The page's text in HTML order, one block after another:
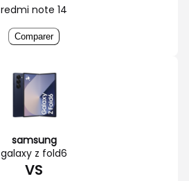
redmi note 14
Comparer
samsung
galaxy z fold6
VS